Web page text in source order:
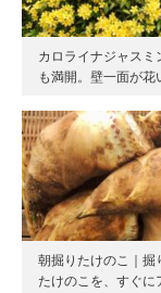
カロライナジャスミ
も満開。壁一面が
朝掘りたけのこ｜掘
たけのこを、すぐ